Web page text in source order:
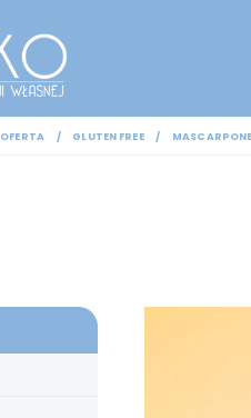
OFERTA GLUTEN FREE